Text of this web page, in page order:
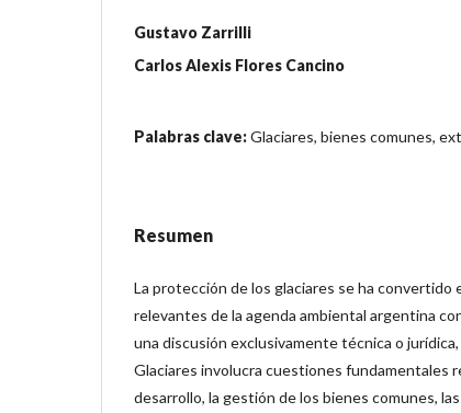
Gustavo Zarrilli
Carlos Alexis Flores Cancino
Palabras clave:Glaciares, bienes comunes,
Resumen
La protección de los glaciares se ha convertido
relevantes de la agenda ambiental argentina
una discusión exclusivamente técnica o
Glaciares involucra cuestiones fundamentales
desarrollo, la gestión de los bienes comunes,